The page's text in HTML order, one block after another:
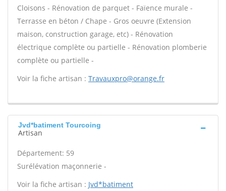
Cloisons - Rénovation de parquet - Faïence murale -
Terrasse en béton / Chape - Gros oeuvre (Extension
maison, construction garage, etc) - Rénovation
électrique complète ou partielle - Rénovation plomberie
complète ou partielle -
Voir la fiche artisan : Travauxpro@orange.fr
Jvd*batiment Tourcoing
Artisan
Département: 59
Surélévation maçonnerie -
Voir la fiche artisan : Jvd*batiment